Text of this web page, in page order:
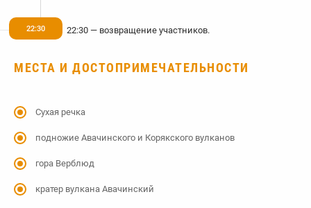
22:30 22:30 — возвращение участников.
МЕСТА И ДОСТОПРИМЕЧАТЕЛЬНОСТИ
Сухая речка
подножие Авачинского и Корякского вулканов
гора Верблюд
кратер вулкана Авачинский